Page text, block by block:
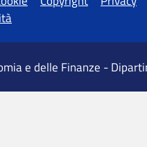
e delle Finanze -